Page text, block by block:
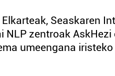
Seaskaren
NLP zentroak
umeengana